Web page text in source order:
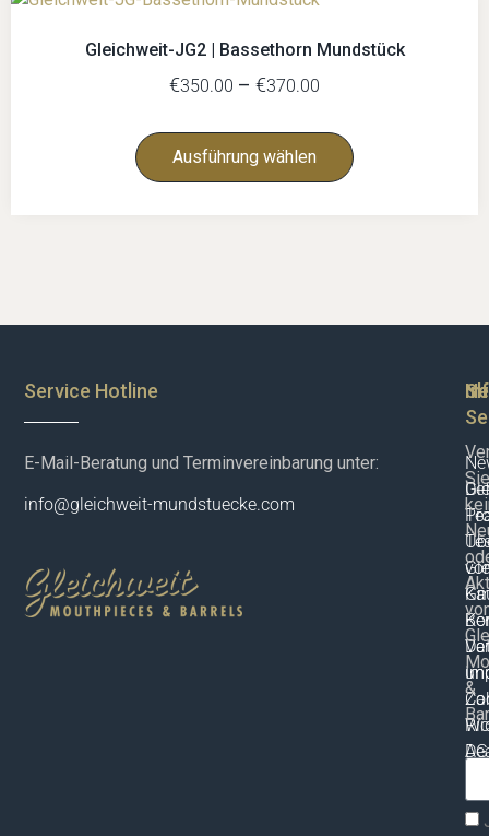
Gleichweit-JG2 | Bassethorn Mundstück
€350.00 – €370.00
Ausführung wählen
Service Hotline
E-Mail-Beratung und Terminvereinbarung unter:
info@gleichweit-mundstuecke.com
vor
Sie
&